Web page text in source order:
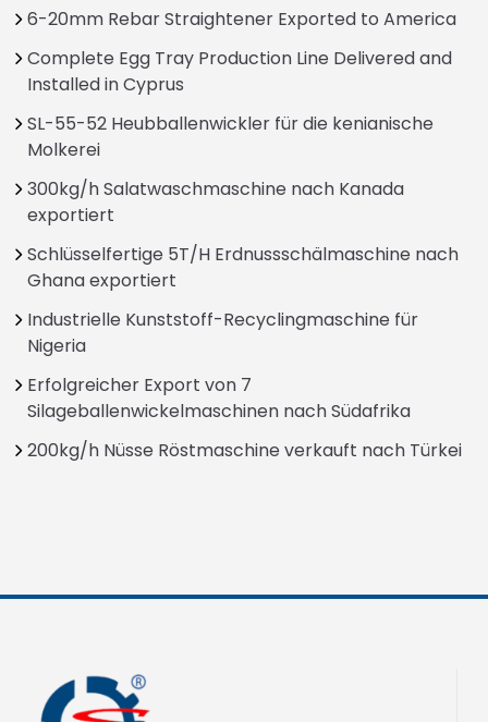
6-20mm Rebar Straightener Exported to America
Complete Egg Tray Production Line Delivered and
Installed in Cyprus
SL-55-52 Heubballenwickler für die kenianische
Molkerei
300kg/h Salatwaschmaschine nach Kanada
exportiert
Schlüsselfertige 5T/H Erdnussschälmaschine nach
Ghana exportiert
Industrielle Kunststoff-Recyclingmaschine für
Nigeria
Erfolgreicher Export von 7
Silageballenwickelmaschinen nach Südafrika
200kg/h Nüsse Röstmaschine verkauft nach Türkei